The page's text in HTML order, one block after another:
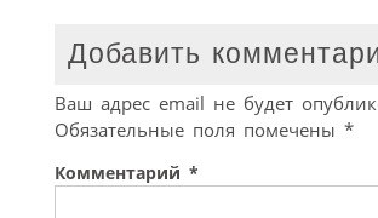
Добавить
Ваш адрес email не будет
Обязательные поля помечены *
Комментарий *